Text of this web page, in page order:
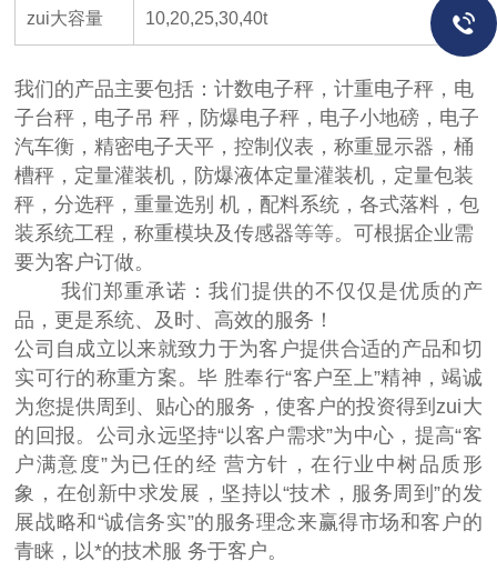
zui大容量 10,20,25,30,40t
我们的产品主要包括：计数电子秤，计重电子秤，电
子台秤，电子吊 秤，防爆电子秤，电子小地磅，电子
汽车衡，精密电子天平，控制仪表，称重显示器，桶
槽秤，定量灌装机，防爆液体定量灌装机，定量包装
秤，分选秤，重量选别 机，配料系统，各式落料，包
装系统工程，称重模块及传感器等等。可根据企业需
要为客户订做。
我们郑重承诺：我们提供的不仅仅是优质的产
品，更是系统、及时、高效的服务！
公司自成立以来就致力于为客户提供合适的产品和切
实可行的称重方案。毕 胜奉行“客户至上”精神，竭诚
为您提供周到、贴心的服务，使客户的投资得到zui大
的回报。公司永远坚持“以客户需求”为中心，提高“客
户满意度”为已任的经 营方针，在行业中树品质形
象，在创新中求发展，坚持以“技术，服务周到”的发
展战略和“诚信务实”的服务理念来赢得市场和客户的
青睐，以*的技术服 务于客户。